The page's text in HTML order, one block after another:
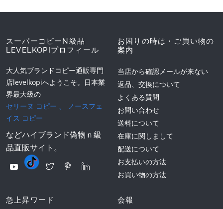
スーパーコピーN級品
LEVELKOPIプロフィール
大人気ブランドコピー通販専門
店levelkopiへようこそ。日本業
界最大級の
セリーヌ コピー 、
ノースフェ
イス コピー
などハイブランド偽物ｎ級
品直販サイト。
お困りの時は・ご買い物の
案内
当店から確認メールが来ない
返品、交換について
よくある質問
お問い合わせ
送料について
在庫に関しまして
配送について
お支払いの方法
お買い物の方法
急上昇ワード 会報